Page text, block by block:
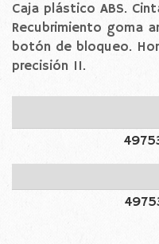
Caja plástico ABS.
Recubrimiento goma
botón de bloqueo.
precisión II.